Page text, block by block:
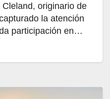
originario de
la atención
participación en…